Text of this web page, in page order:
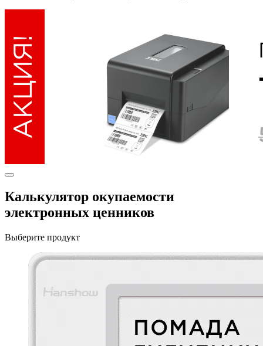
Калькулятор окупаемости
электронных ценников
Выберите продукт